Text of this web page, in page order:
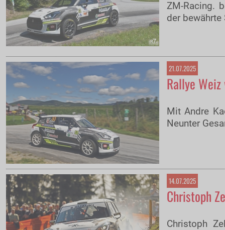
ZM-Racing.
der bewährte
21.07.2025
Rallye
Mit Andre
Neunter
14.07.2025
Christoph
Christoph